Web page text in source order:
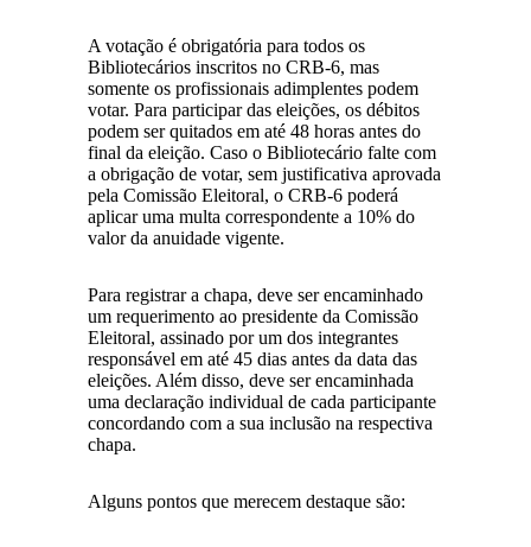
A votação é obrigatória para todos os
Bibliotecários inscritos no CRB-6, mas
somente os profissionais adimplentes podem
votar. Para participar das eleições, os débitos
podem ser quitados em até 48 horas antes do
final da eleição. Caso o Bibliotecário falte com
a obrigação de votar, sem justificativa aprovada
pela Comissão Eleitoral, o CRB-6 poderá
aplicar uma multa correspondente a 10% do
valor da anuidade vigente.
Para registrar a chapa, deve ser encaminhado
um requerimento ao presidente da Comissão
Eleitoral, assinado por um dos integrantes
responsável em até 45 dias antes da data das
eleições. Além disso, deve ser encaminhada
uma declaração individual de cada participante
concordando com a sua inclusão na respectiva
chapa.
Alguns pontos que merecem destaque são: